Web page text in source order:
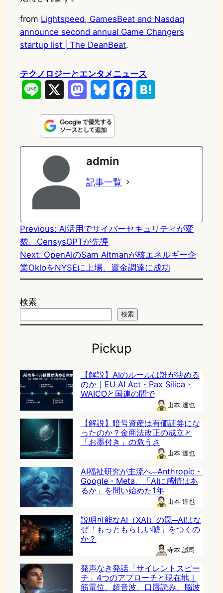
from Lightspeed, GamesBeat and Nasdaq
announce second annual Game Changers
startup list | The DeanBeat.
テクノロジーとエンタメニュース
n
e
s
t
o
d
n
u
e
s
k
e
k
e
admin
記事一覧
Previous: AI活用でサイバーセキュリティが変
貌、CensysGPTが先導
Next: OpenAIのSam Altmanが核エネルギー企
業OkloをNYSEに上場、資金調達に成功
検索
検索
Pickup
【解説】AIのルールは誰が決める
のか｜EU AI Act・Pax Silica・
WAICOと国連の間で
山本 達也
【解説】暗号資産は有価証券にな
ったのか？金商法改正の成立と
「お墨付き」の危うさ
山本 達也
AI福祉研究が主流へ─Anthropic・
Google・Meta、「AIに感情はあ
るか」を問い始めた1年
山本 達也
説明可能なAI（XAI）の罠─AIはな
ぜ「もっともらしい嘘」をつくの
か？
寺本 誠司
発声なき発話「サイレントスピー
チ」4つのアプローチと現在地｜
筋電位、超音波、口唇読み、脳波